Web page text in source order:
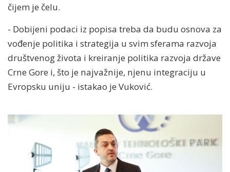
čijem je čelu.
- Dobijeni podaci iz popisa treba da budu osnova za
vođenje politika i strategija u svim sferama razvoja
društvenog života i kreiranje politika razvoja države
Crne Gore i, što je najvažnije, njenu integraciju u
Evropsku uniju - istakao je Vuković.